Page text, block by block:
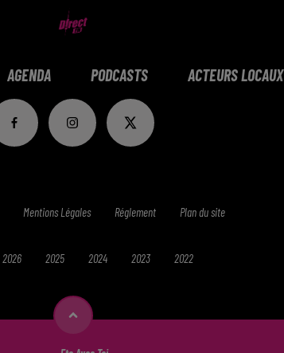
AGENDA PODCASTS ACTEURS LOCAUX
Mentions Légales Réglement Plan du site
2026 2025 2024 2023 2022